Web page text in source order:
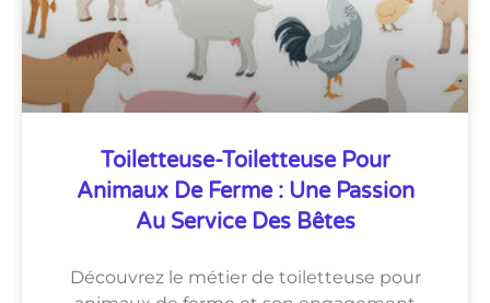
Toiletteuse-Toiletteuse Pour
Animaux De Ferme : Une Passion
Au Service Des Bêtes
Découvrez le métier de toiletteuse pour